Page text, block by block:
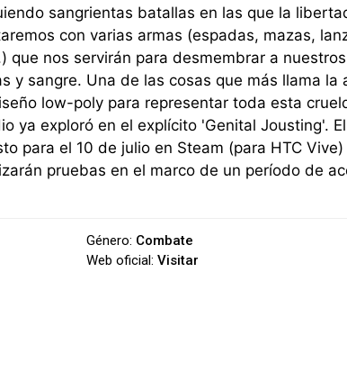
sangrientas batallas en las que la
con varias armas (espadas, mazas,
que nos servirán para desmembrar a nuestros
y sangre. Una de las cosas que más llama la
low-poly para representar toda esta
ya exploró en el explícito 'Genital Jousting'. El
para el 10 de julio en Steam (para HTC Vive)
pruebas en el marco de un período de
Género: Combate
Web oficial:Visitar